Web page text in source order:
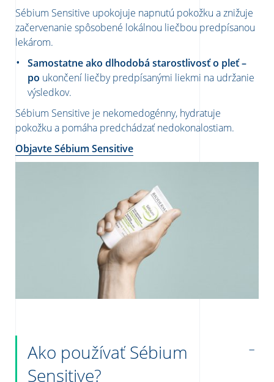
Sébium Sensitive upokojuje napnutú pokožku a znižuje
začervenanie spôsobené lokálnou liečbou predpísanou
lekárom.
Samostatne ako dlhodobá starostlivosť o pleť –
po ukončení liečby predpísanými liekmi na udržanie
výsledkov.
Sébium Sensitive je nekomedogénny, hydratuje
pokožku a pomáha predchádzať nedokonalostiam.
Objavte Sébium Sensitive
Ako používať Sébium
Sensitive?